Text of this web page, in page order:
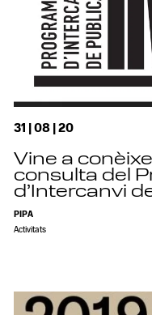
31 | 08 | 20
Vine a
consulta del
d’Intercanvi
PIPA
Activitats